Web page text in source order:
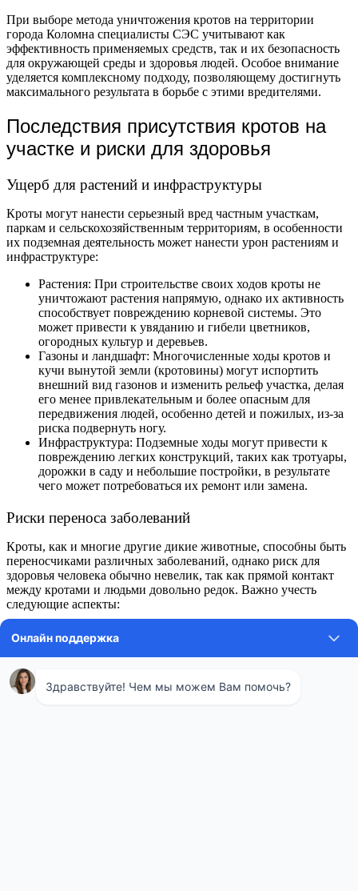
При выборе метода уничтожения кротов на территории
города Коломна специалисты СЭС учитывают как
эффективность применяемых средств, так и их безопасность
для окружающей среды и здоровья людей. Особое внимание
уделяется комплексному подходу, позволяющему достигнуть
максимального результата в борьбе с этими вредителями.
Последствия присутствия кротов на
участке и риски для здоровья
Ущерб для растений и инфраструктуры
Кроты могут нанести серьезный вред частным участкам,
паркам и сельскохозяйственным территориям, в особенности
их подземная деятельность может нанести урон растениям и
инфраструктуре:
Растения: При строительстве своих ходов кроты не
уничтожают растения напрямую, однако их активность
способствует повреждению корневой системы. Это
может привести к увяданию и гибели цветников,
огородных культур и деревьев.
Газоны и ландшафт: Многочисленные ходы кротов и
кучи вынутой земли (кротовины) могут испортить
внешний вид газонов и изменить рельеф участка, делая
его менее привлекательным и более опасным для
передвижения людей, особенно детей и пожилых, из-за
риска подвернуть ногу.
Инфраструктура: Подземные ходы могут привести к
повреждению легких конструкций, таких как тротуары,
дорожки в саду и небольшие постройки, в результате
чего может потребоваться их ремонт или замена.
Риски переноса заболеваний
Кроты, как и многие другие дикие животные, способны быть
переносчиками различных заболеваний, однако риск для
здоровья человека обычно невелик, так как прямой контакт
между кротами и людьми довольно редок. Важно учесть
следующие аспекты:
Перенос паразитов: Кроты могут быть хозяевами для
клещей, блох и других насекомых, которые могут
переносить заболевания, опасные для человека.
возможность передачи некоторых зоонозных инфекций